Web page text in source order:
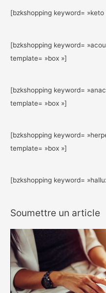
[bzkshopping keyword=
[bzkshopping keyword=
template= »box »]
[bzkshopping keyword=
template= »box »]
[bzkshopping keyword=
template= »box »]
[bzkshopping keyword=
Soumettre un article